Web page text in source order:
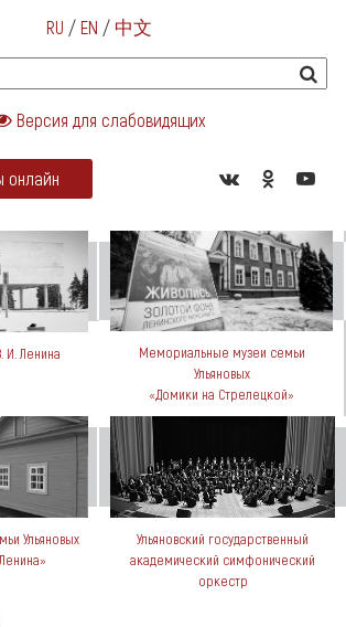
RU / EN / 中文
Версия для слабовидящих
онлайн
И. Ленина
Мемориальные музеи семьи
Ульяновых
«Домики на Стрелецкой»
Ульяновых
Ульяновский государственный
академический симфонический
оркестр